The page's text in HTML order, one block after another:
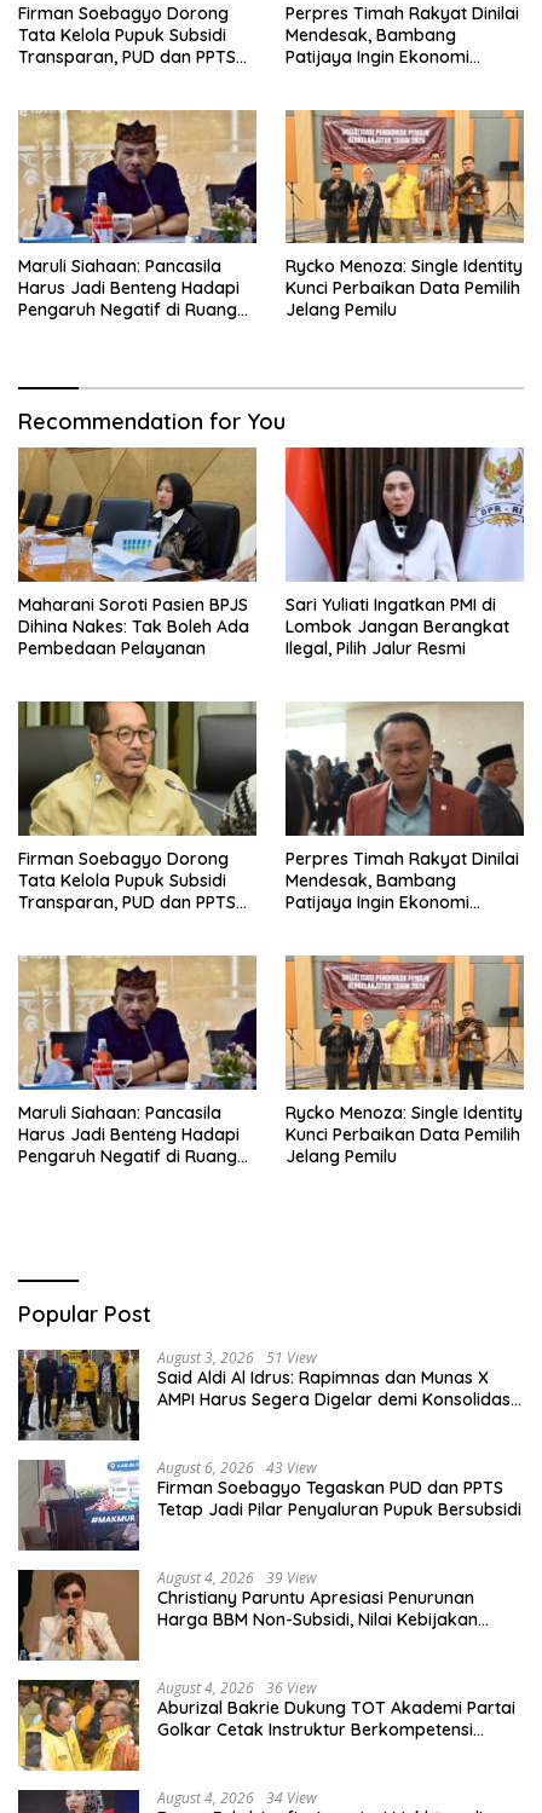
Firman Soebagyo Dorong
Tata Kelola Pupuk Subsidi
Transparan, PUD dan PPTS
Perpres Timah Rakyat Dinilai
Mendesak, Bambang
Patijaya Ingin Ekonomi
Maruli Siahaan: Pancasila
Harus Jadi Benteng Hadapi
Pengaruh Negatif di Ruang
Rycko Menoza: Single Identity
Kunci Perbaikan Data Pemilih
Jelang Pemilu
Recommendation for You
Maharani Soroti Pasien BPJS
Dihina Nakes: Tak Boleh Ada
Pembedaan Pelayanan
Sari Yuliati Ingatkan PMI di
Lombok Jangan Berangkat
Ilegal, Pilih Jalur Resmi
Firman Soebagyo Dorong
Tata Kelola Pupuk Subsidi
Transparan, PUD dan PPTS
Perpres Timah Rakyat Dinilai
Mendesak, Bambang
Patijaya Ingin Ekonomi
Maruli Siahaan: Pancasila
Harus Jadi Benteng Hadapi
Pengaruh Negatif di Ruang
Rycko Menoza: Single Identity
Kunci Perbaikan Data Pemilih
Jelang Pemilu
Popular Post
August 3, 2026 51 View
Said Aldi Al Idrus: Rapimnas dan Munas X
AMPI Harus Segera Digelar demi Konsolidasi
August 6, 2026 43 View
Firman Soebagyo Tegaskan PUD dan PPTS
Tetap Jadi Pilar Penyaluran Pupuk Bersubsidi
August 4, 2026 39 View
Christiany Paruntu Apresiasi Penurunan
Harga BBM Non-Subsidi, Nilai Kebijakan
August 4, 2026 36 View
Aburizal Bakrie Dukung TOT Akademi Partai
Golkar Cetak Instruktur Berkompetensi
August 4, 2026 34 View